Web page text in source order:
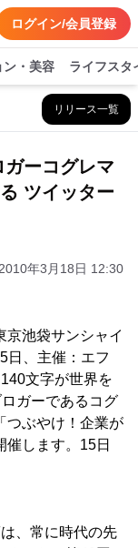
ログイン/会員登録
ン・美容 ライフスタ
リリース一覧
ーコグレマ
ツイッター
2010年3月18日 12:30
京池袋サンシャイ
日、主催：エフ
文字が世界を
ガーであるコグ
つぶやけ！企業が
催します。15日
、常に時代の先